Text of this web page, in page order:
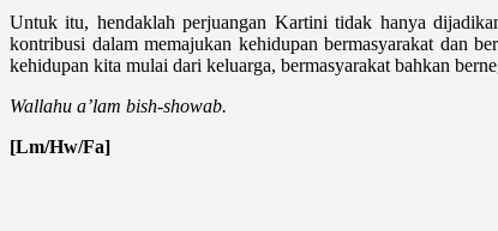
Untuk itu, hendaklah perjuangan Kartini tidak hanya
kontribusi dalam memajukan kehidupan bermasyarakat dan
kehidupan kita mulai dari keluarga, bermasyarakat bahkan
Wallahu a’lam bish-showab.
[Lm/Hw/Fa]